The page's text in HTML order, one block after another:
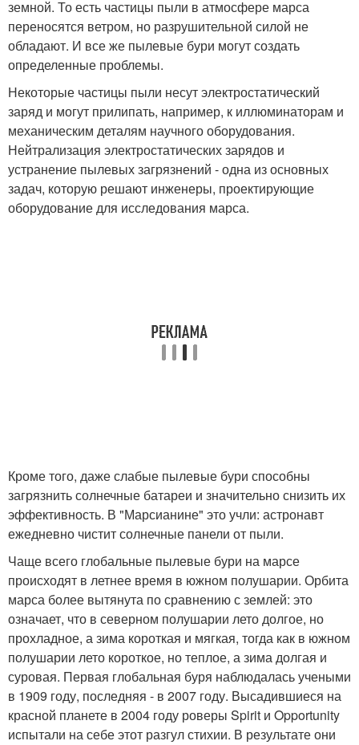
земной. То есть частицы пыли в атмосфере марса
переносятся ветром, но разрушительной силой не
обладают. И все же пылевые бури могут создать
определенные проблемы.
Некоторые частицы пыли несут электростатический
заряд и могут прилипать, например, к иллюминаторам и
механическим деталям научного оборудования.
Нейтрализация электростатических зарядов и
устранение пылевых загрязнений - одна из основных
задач, которую решают инженеры, проектирующие
оборудование для исследования марса.
Кроме того, даже слабые пылевые бури способны
загрязнить солнечные батареи и значительно снизить их
эффективность. В "Марсианине" это учли: астронавт
ежедневно чистит солнечные панели от пыли.
Чаще всего глобальные пылевые бури на марсе
происходят в летнее время в южном полушарии. Орбита
марса более вытянута по сравнению с землей: это
означает, что в северном полушарии лето долгое, но
прохладное, а зима короткая и мягкая, тогда как в южном
полушарии лето короткое, но теплое, а зима долгая и
суровая. Первая глобальная буря наблюдалась учеными
в 1909 году, последняя - в 2007 году. Высадившиеся на
красной планете в 2004 году роверы Spirit и Opportunity
испытали на себе этот разгул стихии. В результате они